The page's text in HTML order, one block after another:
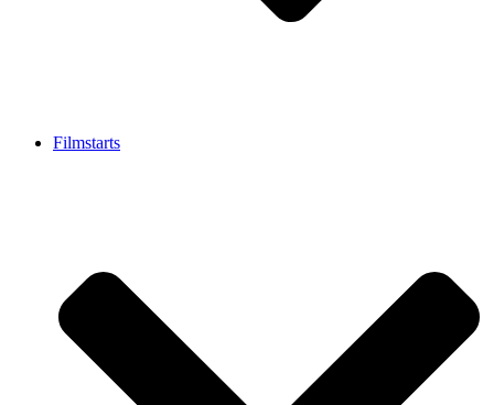
Filmstarts